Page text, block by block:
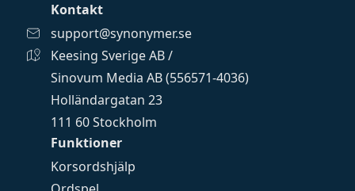
Funktioner
Korsordshjälp
Kontakt
support@synonymer.se
Keesing Sverige AB /
Sinovum Media AB (556571-4036)
Holländargatan 23
111 60 Stockholm